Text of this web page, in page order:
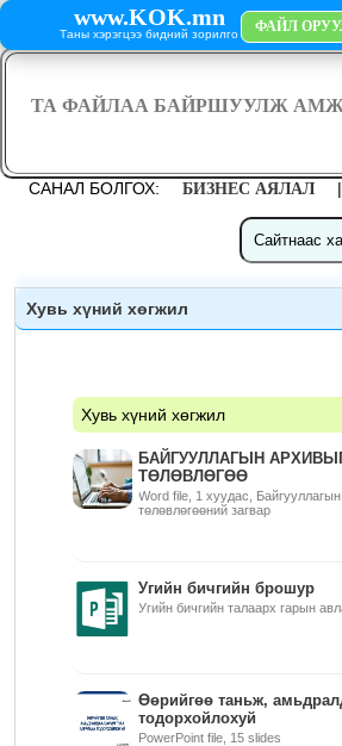
www.KOK.mn
Таны хэрэгцээ бидний зорилго ФАЙЛ
САНАЛ БОЛГОХ: БИЗНЕС АЯЛАЛ |
Хувь хүний хөгжил
Хувь хүний хөгжил
БАЙГУУЛЛАГЫН
ТӨЛӨВЛӨГӨӨ
Word file, 1 хуудас,
төлөвлөгөөний загвар
Угийн бичгийн брошур
Угийн бичгийн талаарх гарын
Өөрийгөө таньж,
тодорхойлохуй
PowerPoint file, 15 slides